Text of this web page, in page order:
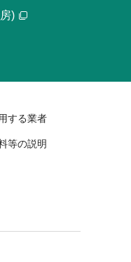
)
する業者
等の説明